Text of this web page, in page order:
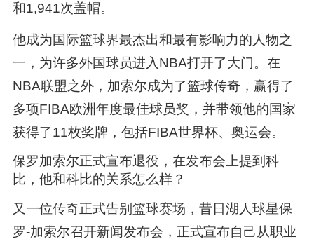
和1,941次盖帽。
他成为国际篮球界最杰出和最有影响力的人物之
一，为许多外国球员进入NBA打开了大门。在
NBA联盟之外，加索尔成为了篮球传奇，赢得了
多项FIBA欧洲年度最佳球员奖，并带领他的国家
获得了11枚奖牌，包括FIBA世界杯、奥运会。
保罗加索尔正式宣布退役，在发布会上提到科
比，他和科比的关系怎么样？
又一位传奇正式告别篮球赛场，昔日湖人球星保
罗-加索尔召开新闻发布会，正式宣布自己从职业